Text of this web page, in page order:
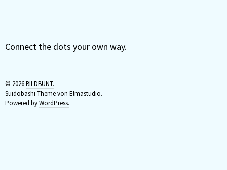
Connect the dots your own way.
© 2026BILDBUNT.
Suidobashi Theme von Elmastudio.
Powered byWordPress.